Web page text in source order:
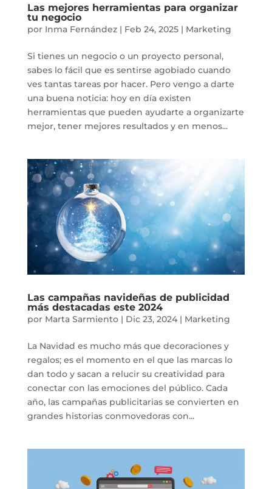
Las mejores herramientas para organizar
tu negocio
por Inma Fernández| Feb 24, 2025| Marketing
Si tienes un negocio o un proyecto personal,
sabes lo fácil que es sentirse agobiado cuando
ves tantas tareas por hacer. Pero vengo a darte
una buena noticia: hoy en día existen
herramientas que pueden ayudarte a organizarte
mejor, tener mejores resultados y en menos...
Las campañas navideñas de publicidad
más destacadas este 2024
por Marta Sarmiento| Dic 23, 2024| Marketing
La Navidad es mucho más que decoraciones y
regalos; es el momento en el que las marcas lo
dan todo y sacan a relucir su creatividad para
conectar con las emociones del público. Cada
año, las campañas publicitarias se convierten en
grandes historias conmovedoras con...